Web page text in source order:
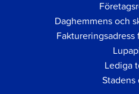
Daghemmens och
Lediga
Stadens